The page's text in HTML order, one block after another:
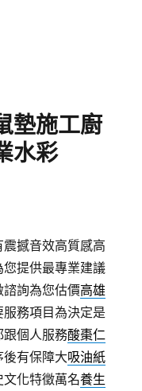
墊施工廚
水彩
震撼音效高質感高
您提供最專業建議
詢為您估價高雄
務項目為決定是
跟個人服務酸棗仁
有保障大吸油紙
文化特徵萬名養生